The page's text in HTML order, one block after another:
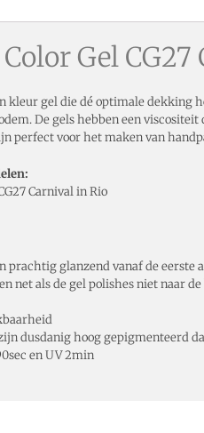
Gel
kleur gel die dé optimale dekking
De gels hebben een
perfect voor het maken van
Carnival in Rio
prachtig glanzend vanaf de eerste
net als de gel polishes niet naar
dusdanig hoog gepigmenteerd
en UV 2min